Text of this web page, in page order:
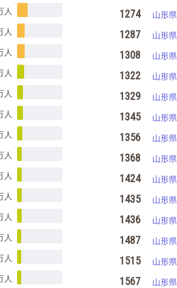
人
人
人
人
人
人
人
人
人
人
人
人
人
人
1274 山形県
1287 山形県
1308 山形県
1322 山形県
1329 山形県
1345 山形県
1356 山形県
1368 山形県
1424 山形県
1435 山形県
1436 山形県
1487 山形県
1515 山形県
1567 山形県